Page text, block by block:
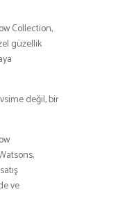
Collection,
güzellik
değil, bir
ve